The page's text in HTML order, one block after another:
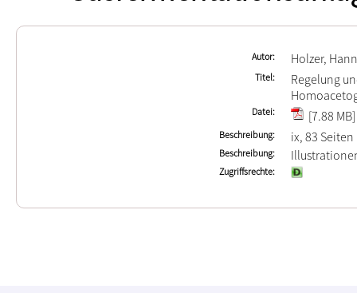
Autor Holzer,
Titel
Regelung
Datei [7.88 MB]
Beschreibung ix, 83 Seiten
Beschreibung
Zugriffsrechte